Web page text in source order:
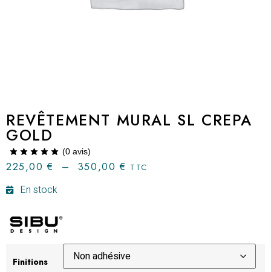
REVÊTEMENT MURAL SL CREPA
GOLD
(0 avis)
225,00€ – 350,00€ TTC
En stock
Finitions